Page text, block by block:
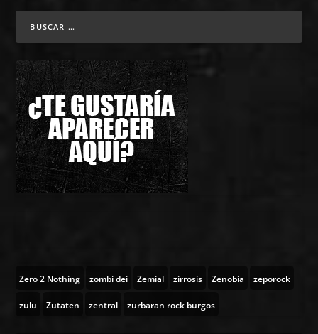
Zero 2 Nothing zombi dei Zemial zirrosis Zenobia zeporock
zulu Zutaten zentral zurbaran rock burgos